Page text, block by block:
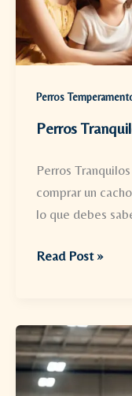
Perros
Perros
Perros
comprar un
lo que debes
Perros
Read Post »